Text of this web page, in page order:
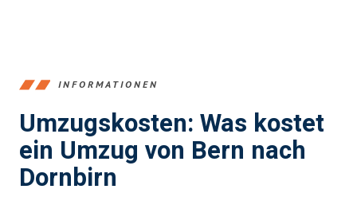
INFORMATIONEN
Umzugskosten: Was kostet
ein Umzug von Bern nach
Dornbirn